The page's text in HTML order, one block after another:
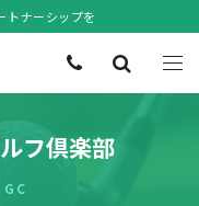
トナーシップを
フ倶楽部